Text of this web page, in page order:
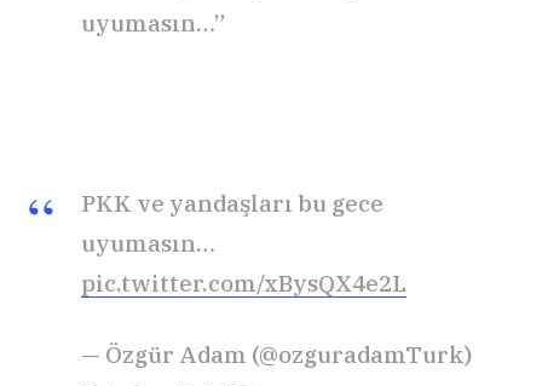
uyumasın…”
PKK ve yandaşları bu gece
uyumasın…
pic.twitter.com/xBysQX4e2L
— Özgür Adam (@ozguradamTurk)